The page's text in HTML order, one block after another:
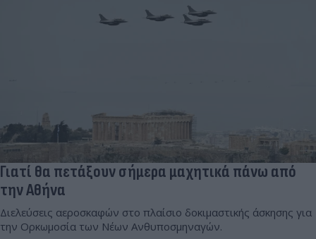
Γιατί θα πετάξουν σήμερα μαχητικά πάνω από
την Αθήνα
Διελεύσεις αεροσκαφών στο πλαίσιο δοκιμαστικής άσκησης για
την Ορκωμοσία των Νέων Ανθυποσμηναγών.